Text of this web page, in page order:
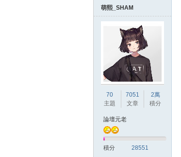
萌熙_SHAM
70
主題
7051
文章
2萬
積分
論壇元老
積分 28551